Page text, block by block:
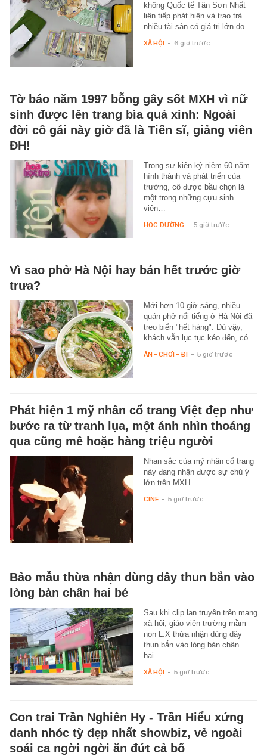
không Quốc tế Tân Sơn Nhất
liên tiếp phát hiện và trao trả
nhiều tài sản có giá trị lớn do…
XÃ HỘI - 6 giờ trước
Tờ báo năm 1997 bỗng gây sốt MXH vì nữ
sinh được lên trang bìa quá xinh: Ngoài
đời cô gái này giờ đã là Tiến sĩ, giảng viên
ĐH!
Trong sự kiện kỷ niệm 60 năm
hình thành và phát triển của
trường, cô được bầu chọn là
một trong những cựu sinh
viên…
HỌC ĐƯỜNG - 5 giờ trước
Vì sao phở Hà Nội hay bán hết trước giờ
trưa?
Mới hơn 10 giờ sáng, nhiều
quán phở nổi tiếng ở Hà Nội đã
treo biển "hết hàng". Dù vậy,
khách vẫn lục tục kéo đến, có…
ĂN - CHƠI - ĐI - 5 giờ trước
Phát hiện 1 mỹ nhân cổ trang Việt đẹp như
bước ra từ tranh lụa, một ánh nhìn thoáng
qua cũng mê hoặc hàng triệu người
Nhan sắc của mỹ nhân cổ trang
này đang nhận được sự chú ý
lớn trên MXH.
CINE - 5 giờ trước
Bảo mẫu thừa nhận dùng dây thun bắn vào
lòng bàn chân hai bé
Sau khi clip lan truyền trên mạng
xã hội, giáo viên trường mầm
non L.X thừa nhận dùng dây
thun bắn vào lòng bàn chân
hai…
XÃ HỘI - 5 giờ trước
Con trai Trần Nghiên Hy - Trần Hiểu xứng
danh nhóc tỳ đẹp nhất showbiz, vẻ ngoài
soái ca ngời ngời ăn đứt cả bố